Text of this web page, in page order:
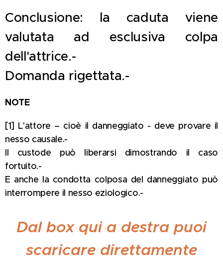
Conclusione: la caduta viene
valutata ad esclusiva colpa
dell'attrice.-
Domanda rigettata.-
NOTE
[1] L'attore – cioè il danneggiato - deve provare il
nesso causale.-
Il custode può liberarsi dimostrando il caso
fortuito.-
E anche la condotta colposa del danneggiato può
interrompere il nesso eziologico.-
Dal box qui a destra puoi
scaricare direttamente